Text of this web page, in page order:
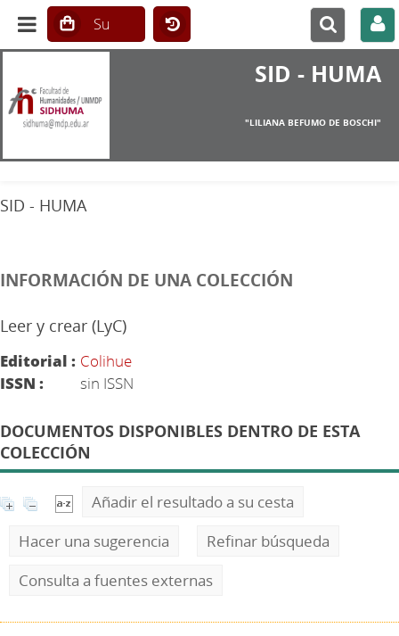
SID - HUMA
"LILIANA BEFUMO DE BOSCHI"
SID - HUMA
INFORMACIÓN DE UNA COLECCIÓN
Leer y crear (LyC)
Editorial : Colihue
ISSN :
sin ISSN
DOCUMENTOS DISPONIBLES DENTRO DE ESTA
COLECCIÓN
Añadir el resultado a su cesta
Hacer una sugerencia
Refinar búsqueda
Consulta a fuentes externas